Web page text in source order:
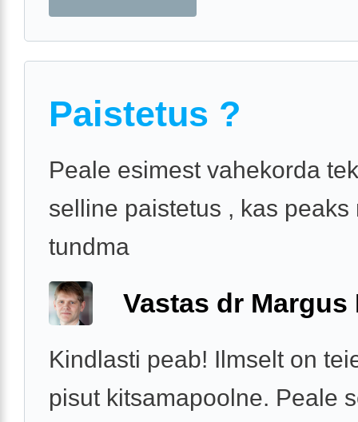
Paistetus ?
Peale esimest vahekorda
selline paistetus , kas peaks
tundma
Vastas dr Margus
Kindlasti peab! Ilmselt on
pisut kitsamapoolne. Peale